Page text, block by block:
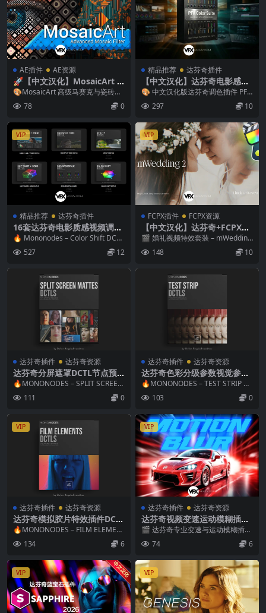
AE插件 AE资源
🚀【中文汉化】MosaicArt v
1.1.3 Win/Mac AE高级马赛
🎨MosaicArt 高级马赛克与瓷砖拼
贴效果AE插件 MosaicArt是一款...
78 0
精品推荐 达芬奇插件
【中文汉化】达芬奇电影感视
频调色插件 PFA ColorSuite
🎨 中文汉化版达芬奇调色插件 PFA
297 10
VIP
精品推荐 达芬奇插件
16套达芬奇电影质感视频调色
插件DCTL节点预设+中文字幕
教程 Mononodes – Color Sh
ift DCTLS V4 /Utility DCTL V
reen Mattes/Hue Twist V2/
Grid/RGB Crosstalk/RGB Sp
lit/Clamp/Color Palette/Col
or Shaper
🔥 Mononodes – Color Shift DCTL
527 12
VIP
FCPX插件 FCPX资源
【中文汉化】达芬奇+FCPX插
件-57组婚礼文字标题字幕视
频特效叠加转场预设 Motion
VFX – mWedding 2
🎬 婚礼视频特效套装 – mWedding
148 10
达芬奇插件 达芬奇资源
达芬奇分屏遮罩DCTL节点预
设 Mononodes – TEST STRI
🔥MONONODES – SPLIT SCREEN
111 0
达芬奇插件 达芬奇资源
达芬奇色彩分级参数视觉参考
对比测试条DCTL节点预设 Mo
nonodes – TEST STRIP DCT
LS V3.0
🔥MONONODES – TEST STRIP D
103 0
VIP
达芬奇插件 达芬奇资源
达芬奇模拟胶片特效插件DCT
L节点预设Mononodes – Fil
m Elements v2 + 中文字幕教
程
🔥MONONODES – FILM ELEMEN
134 6
VIP
达芬奇插件 达芬奇资源
达芬奇视频变速运动模糊插件
Speedramping / MotionBlu
r + 视频教程
🎬 达芬奇专业变速与运动模糊插件
套装｜Speedramping + Motion...
74 6
VIP VIP